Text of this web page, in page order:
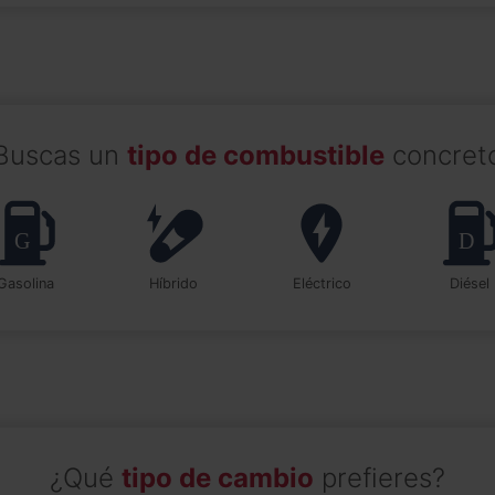
un tipo de combustible
Gasolina Híbrido Eléctrico Diésel
¿Qué tipo de cambio prefieres?